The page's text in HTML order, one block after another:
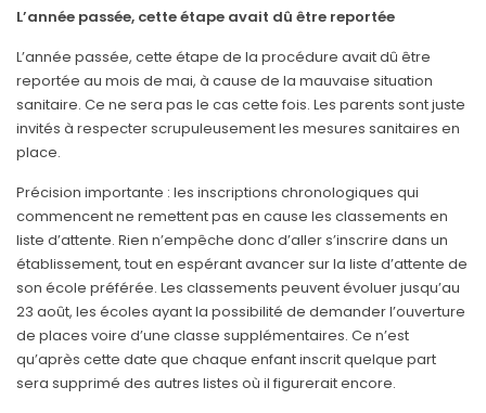
L’année passée, cette étape avait dû être reportée
L’année passée, cette étape de la procédure avait dû être
reportée au mois de mai, à cause de la mauvaise situation
sanitaire. Ce ne sera pas le cas cette fois. Les parents sont juste
invités à respecter scrupuleusement les mesures sanitaires en
place.
Précision importante : les inscriptions chronologiques qui
commencent ne remettent pas en cause les classements en
liste d’attente. Rien n’empêche donc d’aller s’inscrire dans un
établissement, tout en espérant avancer sur la liste d’attente de
son école préférée. Les classements peuvent évoluer jusqu’au
23 août, les écoles ayant la possibilité de demander l’ouverture
de places voire d’une classe supplémentaires. Ce n’est
qu’après cette date que chaque enfant inscrit quelque part
sera supprimé des autres listes où il figurerait encore.